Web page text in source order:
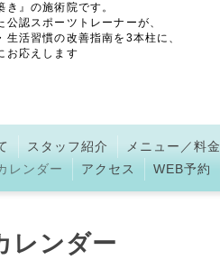
き』の施術院です。
公認スポーツトレーナーが、
生活習慣の改善指南を3本柱に、
お応えします
スタッフ紹介 メニュー／料金
レンダー アクセス WEB予約
レンダー